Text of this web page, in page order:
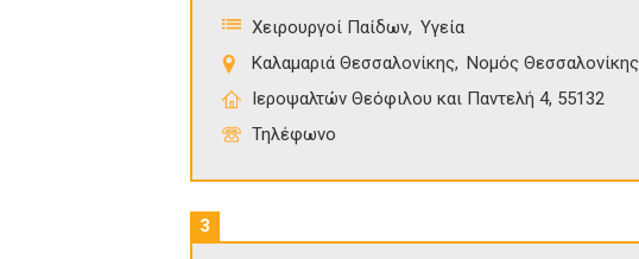
Χειρουργοί Παίδων Υγεία
Καλαμαριά Θεσσαλονίκης
Νομός Θεσσαλονίκης
Ιεροψαλτών Θεόφιλου και Παντελή 4, 55132
Τηλέφωνο
3